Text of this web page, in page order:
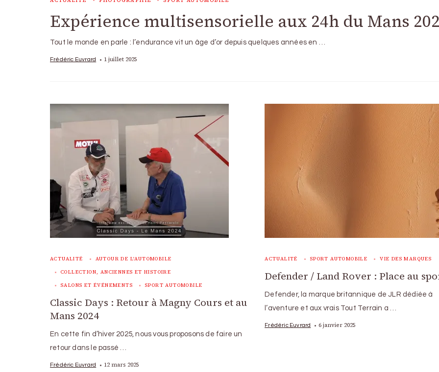
Expérience multisensorielle aux 24h du Mans
Tout le monde en parle : l’endurance vit un âge d’or depuis quelques années en …
Frédéric Euvrard 1 juillet 2025
ACTUALITÉ AUTOUR DE L'AUTOMOBILE
COLLECTION, ANCIENNES ET HISTOIRE
SALONS ET ÉVÉNEMENTS SPORT AUTOMOBILE
Classic Days : Retour à Magny Cours et au
Mans 2024
En cette fin d’hiver 2025, nous vous proposons de faire un
retour dans le passé …
Frédéric Euvrard 12 mars 2025
ACTUALITÉ SPORT AUTOMOBILE VIE DES MARQUES
Defender / Land Rover : Place au
Defender, la marque britannique de JLR dédiée à
l’aventure et aux vrais Tout Terrain a …
Frédéric Euvrard 6 janvier 2025